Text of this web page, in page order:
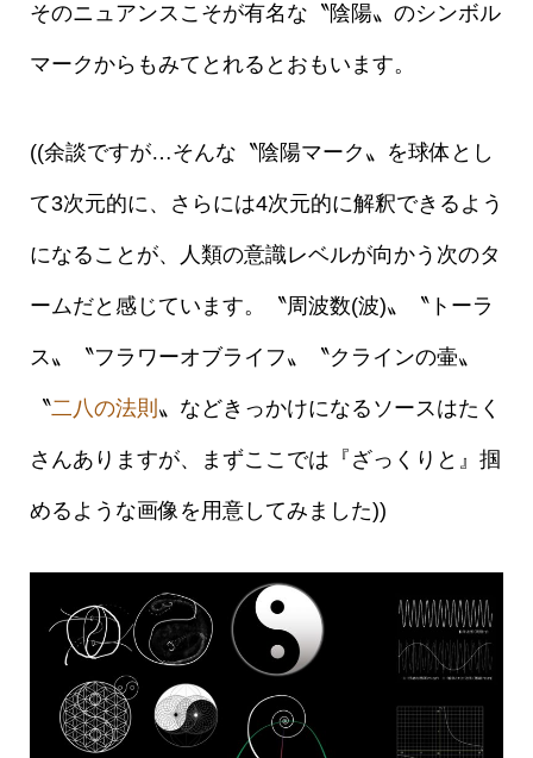
そのニュアンスこそが有名な〝陰陽〟のシンボル
マークからもみてとれるとおもいます。
((余談ですが…そんな〝陰陽マーク〟を球体とし
て3次元的に、さらには4次元的に解釈できるよう
になることが、人類の意識レベルが向かう次のタ
ームだと感じています。〝周波数(波)〟〝トーラ
ス〟〝フラワーオブライフ〟〝クラインの壷〟
〝二八の法則 〟などきっかけになるソースはたく
さんありますが、まずここでは『ざっくりと』掴
めるような画像を用意してみました))